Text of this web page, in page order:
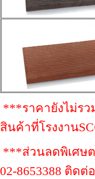
***ราคายังไม่ร
สินค้าที่โรงงาน
***ส่วนลดพิเศษ
02-8653388 ติด